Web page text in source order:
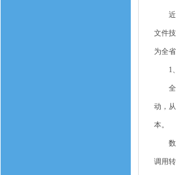
近日
文件
为全
1、
全链
动，
本。
数智
调用